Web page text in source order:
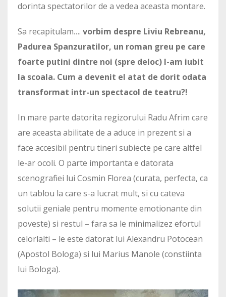
dorinta spectatorilor de a vedea aceasta montare.
Sa recapitulam…. vorbim despre Liviu Rebreanu,
Padurea Spanzuratilor, un roman greu pe care
foarte putini dintre noi (spre deloc) l-am iubit
la scoala. Cum a devenit el atat de dorit odata
transformat intr-un spectacol de teatru?!
In mare parte datorita regizorului Radu Afrim care
are aceasta abilitate de a aduce in prezent si a
face accesibil pentru tineri subiecte pe care altfel
le-ar ocoli. O parte importanta e datorata
scenografiei lui Cosmin Florea (curata, perfecta, ca
un tablou la care s-a lucrat mult, si cu cateva
solutii geniale pentru momente emotionante din
poveste) si restul – fara sa le minimalizez efortul
celorlalti – le este datorat lui Alexandru Potocean
(Apostol Bologa) si lui Marius Manole (constiinta
lui Bologa).